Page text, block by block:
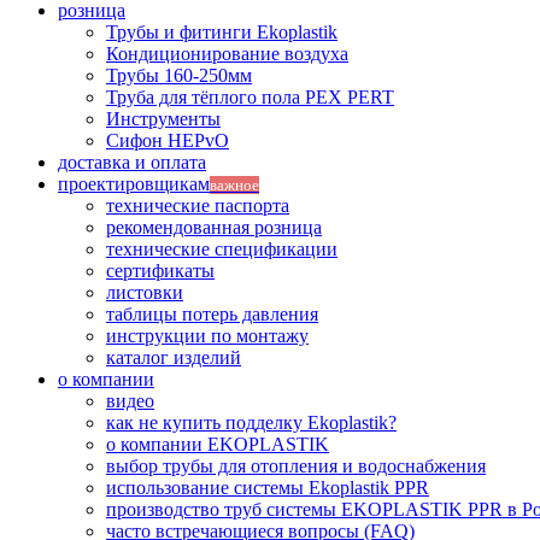
розница
Трубы и фитинги Ekoplastik
Кондиционирование воздуха
Трубы 160-250мм
Труба для тёплого пола PEX PERT
Инструменты
Сифон HEPvO
доставка и оплата
проектировщикамважное
технические паспорта
рекомендованная розница
технические спецификации
сертификаты
листовки
таблицы потерь давления
инструкции по монтажу
каталог изделий
о компании
видео
как не купить подделку Ekoplastik?
о компании EKOPLASTIK
выбор трубы для отопления и водоснабжения
использование системы Ekoplastik PPR
производство труб системы EKOPLASTIK PPR в
часто встречающиеся вопросы (FAQ)